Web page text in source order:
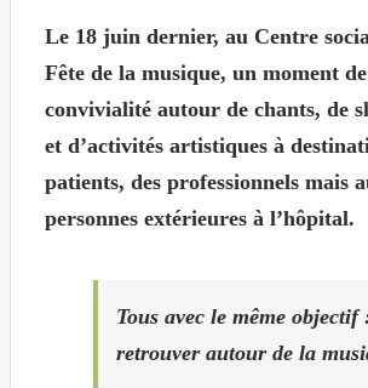
Le 18 juin dernier, au Centre
Fête de la musique, un moment
convivialité autour de chants, de
et d’activités artistiques à
patients, des professionnels mais
personnes extérieures à l’hôpital.
Tous avec le même objectif
retrouver autour de la